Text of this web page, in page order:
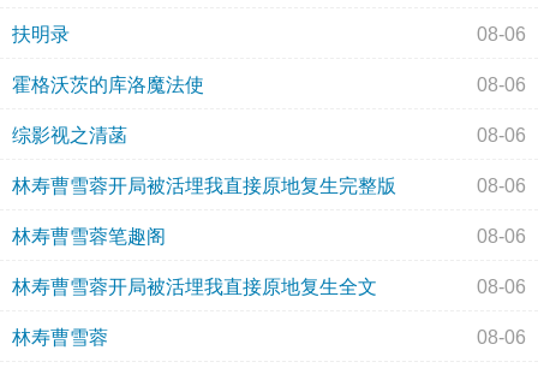
扶明录 08-06
霍格沃茨的库洛魔法使 08-06
综影视之清菡 08-06
林寿曹雪蓉开局被活埋我直接原地复生完整版 08-06
林寿曹雪蓉笔趣阁 08-06
林寿曹雪蓉开局被活埋我直接原地复生全文 08-06
林寿曹雪蓉 08-06